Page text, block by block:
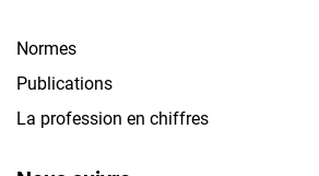
Normes
Publications
La profession en chiffres